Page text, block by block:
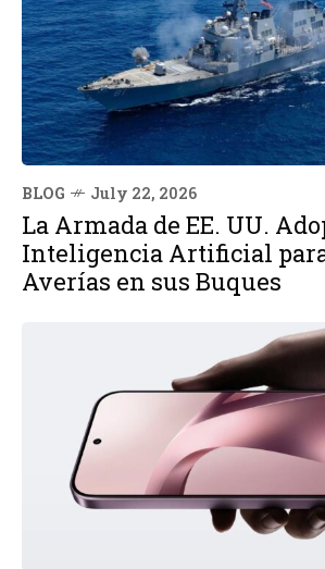
BLOG July 22, 2026
La Armada de EE. UU.
Inteligencia Artificial
Averías en sus Buques